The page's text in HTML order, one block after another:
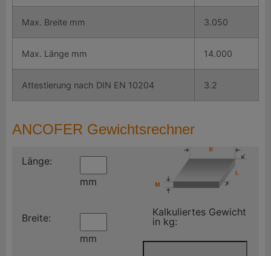
Max. Breite mm 3.050
Max. Länge mm 14.000
Attestierung nach DIN EN 10204 3.2
ANCOFER Gewichtsrechner
Länge:
mm
Breite:
mm
Kalkuliertes Gewicht
in kg: